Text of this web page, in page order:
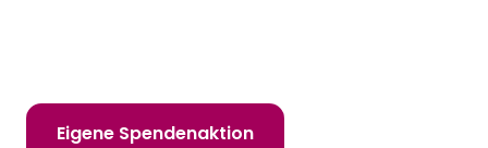
Eigene Spendenaktion